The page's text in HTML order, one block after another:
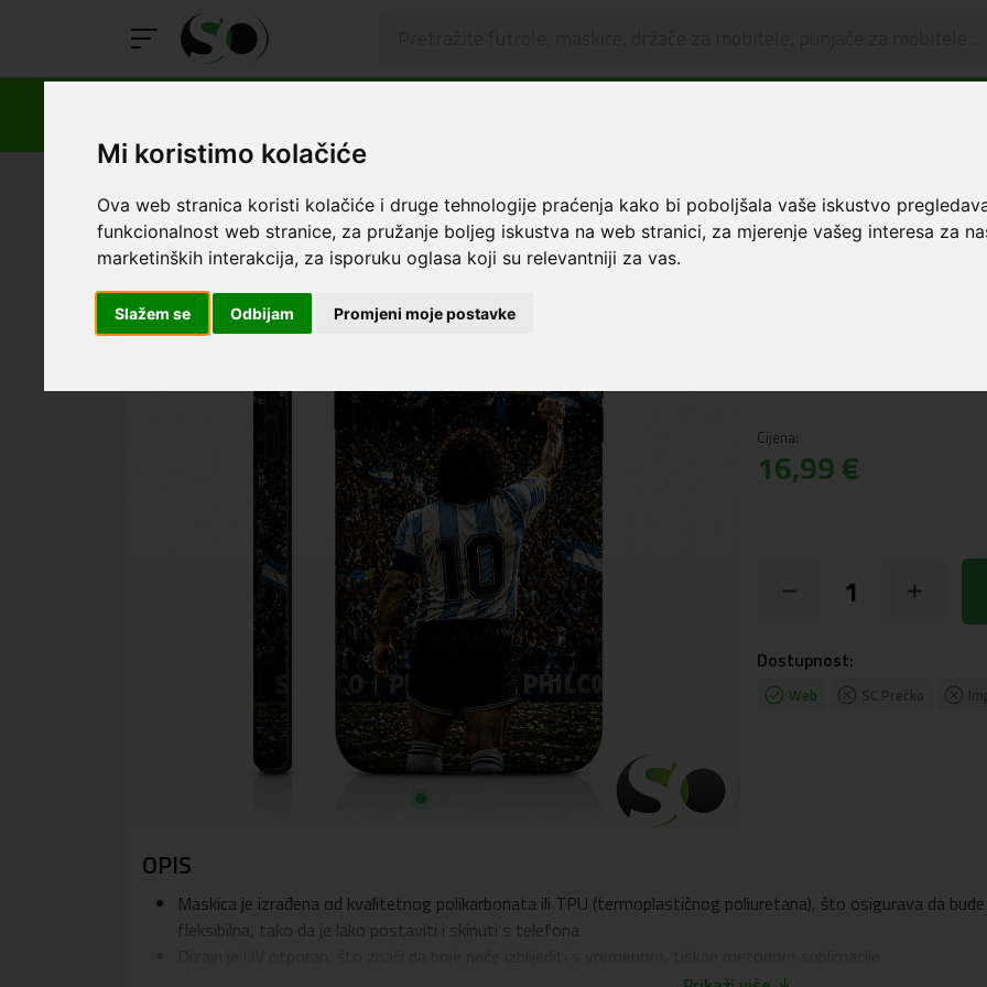
Mi koristimo kolačiće
Ova web stranica koristi kolačiće i druge tehnologije praćenja kako bi poboljšala vaše iskustvo
funkcionalnost web stranice, za pružanje boljeg iskustva na web stranici, za mjerenje vašeg interesa za
marketinških interakcija, za isporuku oglasa koji su relevantniji za vas.
Slažem se Odbijam Promjeni moje postavke
Premium Print
Cijena:
16,99 €
Dostupnost:
Web
OPIS
Maskica je izrađena od kvalitetnog polikarbonata ili TPU (termoplastičnog poliuretana), što osigurava da
fleksibilna, tako da je lako postaviti i skinuti s telefona